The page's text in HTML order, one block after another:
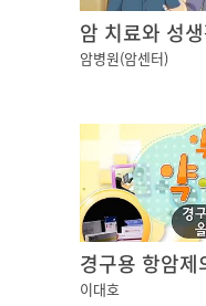
암 치료와 성
암병원(암센터)
이대호